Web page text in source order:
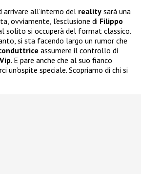
arrivare all’interno del reality sarà una
ovviamente, l’esclusione di Filippo
solito si occuperà del format classico.
si sta facendo largo un rumor che
assumere il controllo di
. E pare anche che al suo fianco
un’ospite speciale. Scopriamo di chi si